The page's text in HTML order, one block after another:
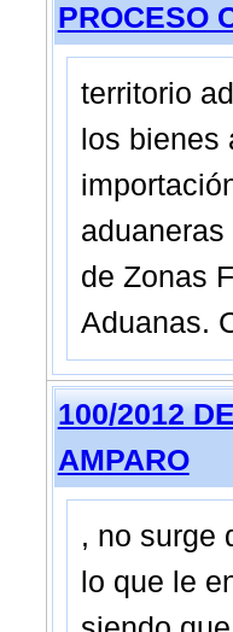
PROCESO
territorio
los
de Zonas
Aduanas.
100/2012
AMPARO
, no surge
lo que le